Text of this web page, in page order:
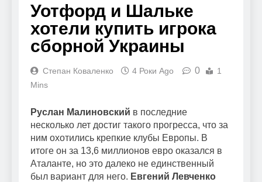
Уотфорд и Шальке
хотели купить игрока
сборной Украины
Степан Коваленко 4 Роки Ago 0
1
Mins
Руслан Малиновский в последние
несколько лет достиг такого прогресса, что за
ним охотились крепкие клубы Европы. В
итоге он за 13,6 миллионов евро оказался в
Аталанте, но это далеко не единственный
был вариант для него. Евгений Левченко